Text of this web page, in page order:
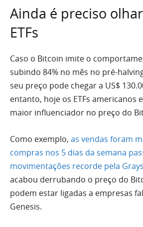
Ainda é preciso
ETFs
Caso o Bitcoin imite o
subindo 84% no mês no pré-
seu preço pode chegar a US$
entanto, hoje os ETFs americanos
maior influenciador no preço do
Como exemplo, as vendas foram
compras nos 5 dias da semana
movimentações recorde pela
acabou derrubando o preço do
podem estar ligadas a empresas
Genesis.